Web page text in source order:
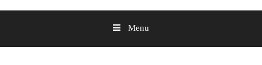
Menu